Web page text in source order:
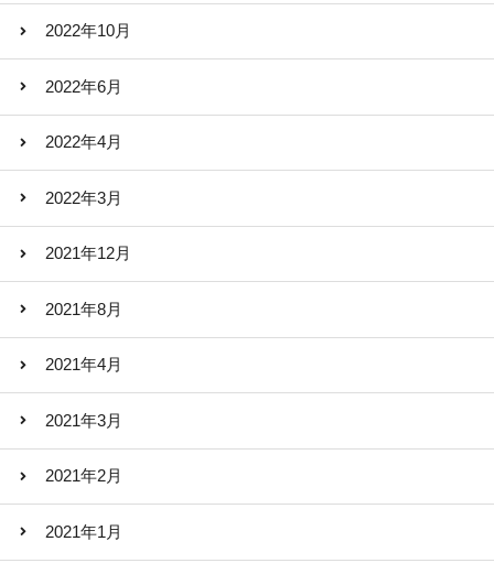
2022年10月
2022年6月
2022年4月
2022年3月
2021年12月
2021年8月
2021年4月
2021年3月
2021年2月
2021年1月